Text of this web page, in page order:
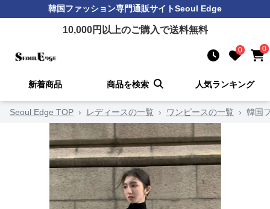
韓国ファッション専門通販サイトSeoul Edge
10,000円以上のご購入で送料無料
0 0
新着商品 商品を検索 人気ランキング
Seoul Edge TOP › レディースの一覧 › ワンピースの一覧 › 韓国